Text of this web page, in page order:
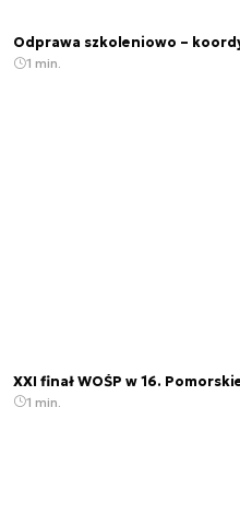
Odprawa szkoleniowo –
1 min.
XXI finał WOŚP w 16.
1 min.